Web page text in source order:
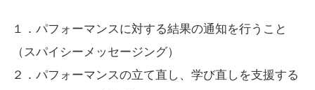
１．パフォーマンスに対する結果の通知を行うこと
（スパイシーメッセージング）
２．パフォーマンスの立て直し、学び直しを支援する